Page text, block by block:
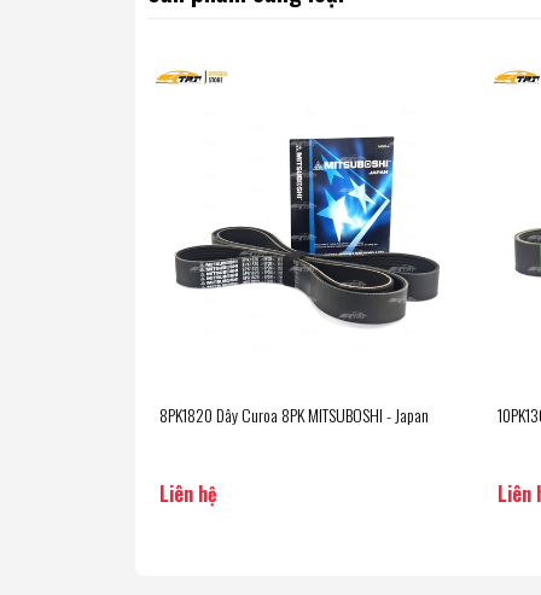
8PK1820 Dây Curoa 8PK MITSUBOSHI - Japan
Liên hệ Liên